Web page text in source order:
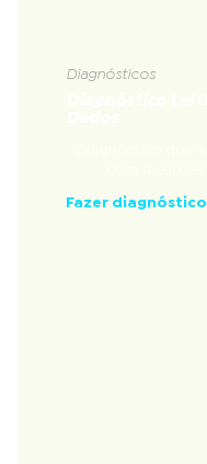
Diagnósticos
Fazer diagnóstico